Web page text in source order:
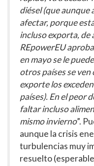
diésel (que aunque
afectar, porque
incluso exporta, de
REpowerEU
en mayo se le
otros países se ven
exporte los
países). En el peor
faltar incluso
mismo invierno”.
aunque la crisis
turbulencias muy
resuelto